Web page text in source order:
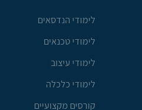
לימודי הנדסאים
לימודי טכנאים
לימודי עיצוב
לימודי כלכלה
קורסים מקצועיים